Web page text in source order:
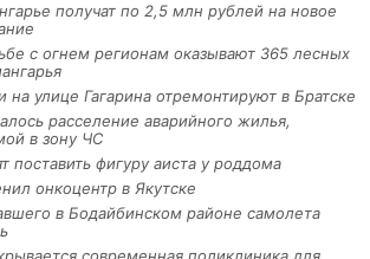
получат по 2,5 млн рублей на новое
с огнем регионам оказывают 365 лесных
на улице Гагарина отремонтируют в Братске
расселение аварийного жилья,
в зону ЧС
поставить фигуру аиста у роддома
онкоцентр в Якутске
в Бодайбинском районе самолета